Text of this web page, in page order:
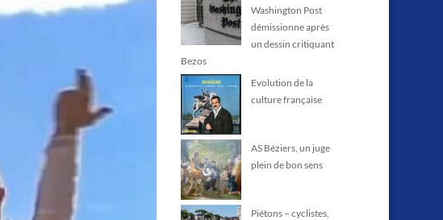
Washington Post
démissionne après
un dessin critiquant
Bezos
Evolution de la
culture française
AS Béziers, un juge
plein de bon sens
Piétons – cyclistes,